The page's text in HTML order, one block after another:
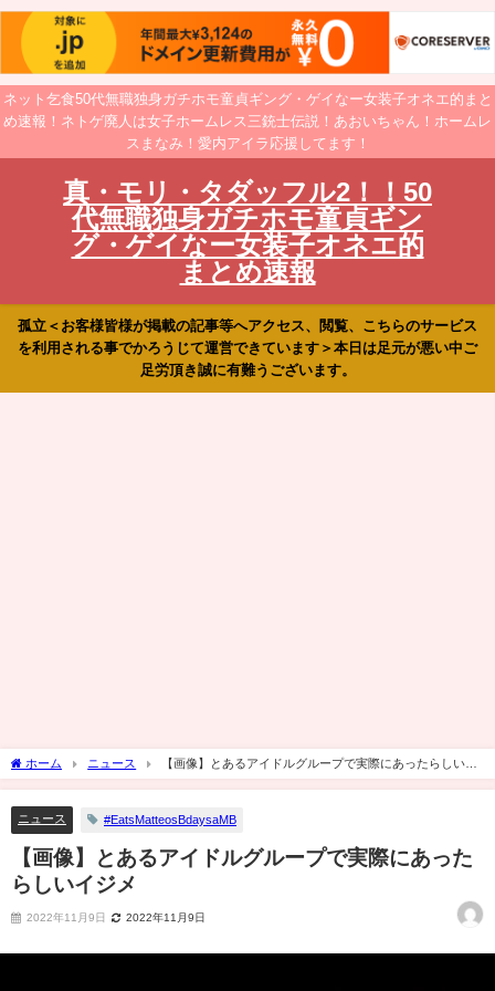
ネット乞食50代無職独身ガチホモ童貞ギング・ゲイなー女装子オネエ的まと
め速報！ネトゲ廃人は女子ホームレス三銃士伝説！あおいちゃん！ホームレ
スまなみ！愛内アイラ応援してます！
真・モリ・タダッフル2！！50
代無職独身ガチホモ童貞ギン
グ・ゲイなー女装子オネエ的
まとめ速報
孤立＜お客様皆様が掲載の記事等へアクセス、閲覧、こちらのサービス
を利用される事でかろうじて運営できています＞本日は足元が悪い中ご
足労頂き誠に有難うございます。
ホーム ニュース
【画像】とあるアイドルグループで実際にあったらしいイ
ジメ
ニュース #EatsMatteosBdaysaMB
【画像】とあるアイドルグループで実際にあった
らしいイジメ
2022年11月9日 2022年11月9日